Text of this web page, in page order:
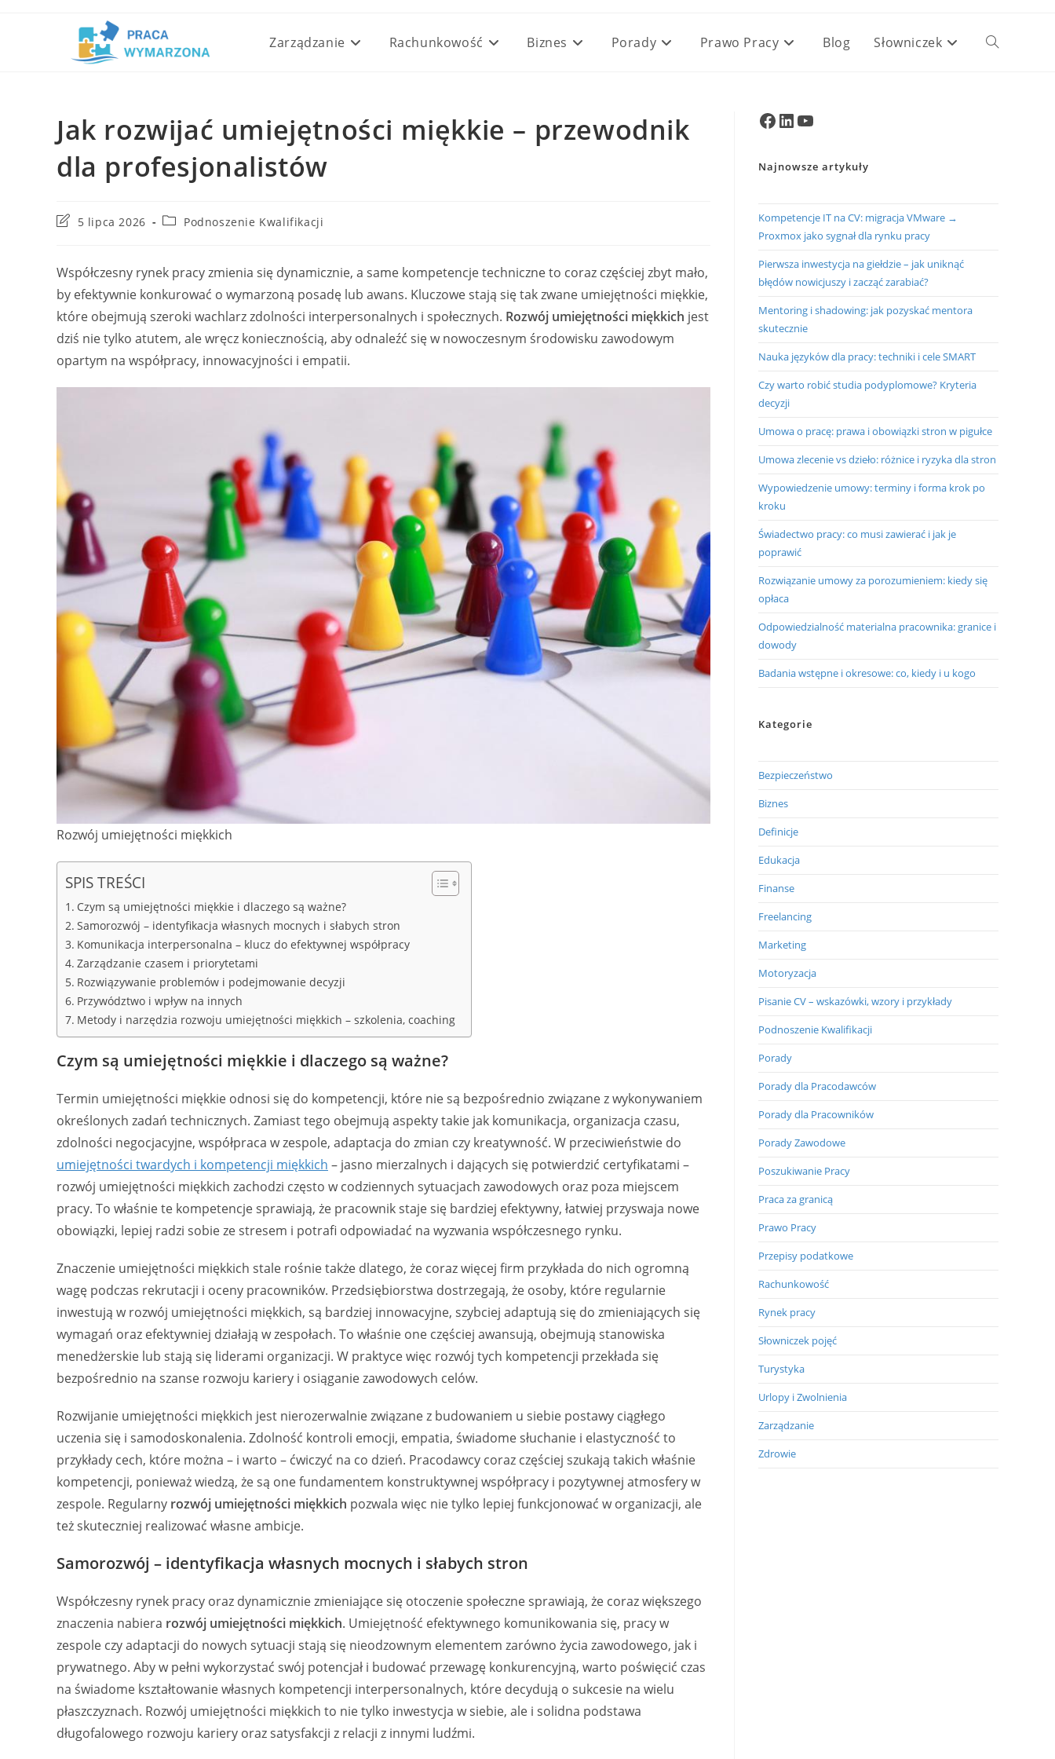
Zarządzanie Rachunkowość Biznes Porady Prawo Pracy Blog Słowniczek Toggle
Jak rozwijać umiejętności miękkie – przewodnik
dla profesjonalistów
Post5 lipca 2026
PostPodnoszenie Kwalifikacji
Współczesny rynek pracy zmienia się dynamicznie, a same kompetencje techniczne to coraz częściej zbyt mało,
by efektywnie konkurować o wymarzoną posadę lub awans. Kluczowe stają się tak zwane umiejętności miękkie,
które obejmują szeroki wachlarz zdolności interpersonalnych i społecznych. Rozwój umiejętności miękkich jest
dziś nie tylko atutem, ale wręcz koniecznością, aby odnaleźć się w nowoczesnym środowisku zawodowym
opartym na współpracy, innowacyjności i empatii.
Rozwój umiejętności miękkich
SPIS TREŚCI
Czym są umiejętności miękkie i dlaczego są ważne?
Samorozwój – identyfikacja własnych mocnych i słabych stron
Komunikacja interpersonalna – klucz do efektywnej współpracy
Zarządzanie czasem i priorytetami
Rozwiązywanie problemów i podejmowanie decyzji
Przywództwo i wpływ na innych
Metody i narzędzia rozwoju umiejętności miękkich – szkolenia, coaching
Czym są umiejętności miękkie i dlaczego są ważne?
Termin umiejętności miękkie odnosi się do kompetencji, które nie są bezpośrednio związane z wykonywaniem
określonych zadań technicznych. Zamiast tego obejmują aspekty takie jak komunikacja, organizacja czasu,
zdolności negocjacyjne, współpraca w zespole, adaptacja do zmian czy kreatywność. W przeciwieństwie do
umiejętności twardych i kompetencji miękkich – jasno mierzalnych i dających się potwierdzić certyfikatami –
rozwój umiejętności miękkich zachodzi często w codziennych sytuacjach zawodowych oraz poza miejscem
pracy. To właśnie te kompetencje sprawiają, że pracownik staje się bardziej efektywny, łatwiej przyswaja nowe
obowiązki, lepiej radzi sobie ze stresem i potrafi odpowiadać na wyzwania współczesnego rynku.
Znaczenie umiejętności miękkich stale rośnie także dlatego, że coraz więcej firm przykłada do nich ogromną
wagę podczas rekrutacji i oceny pracowników. Przedsiębiorstwa dostrzegają, że osoby, które regularnie
inwestują w rozwój umiejętności miękkich, są bardziej innowacyjne, szybciej adaptują się do zmieniających się
wymagań oraz efektywniej działają w zespołach. To właśnie one częściej awansują, obejmują stanowiska
menedżerskie lub stają się liderami organizacji. W praktyce więc rozwój tych kompetencji przekłada się
bezpośrednio na szanse rozwoju kariery i osiąganie zawodowych celów.
Rozwijanie umiejętności miękkich jest nierozerwalnie związane z budowaniem u siebie postawy ciągłego
uczenia się i samodoskonalenia. Zdolność kontroli emocji, empatia, świadome słuchanie i elastyczność to
przykłady cech, które można – i warto – ćwiczyć na co dzień. Pracodawcy coraz częściej szukają takich właśnie
kompetencji, ponieważ wiedzą, że są one fundamentem konstruktywnej współpracy i pozytywnej atmosfery w
zespole. Regularny rozwój umiejętności miękkich pozwala więc nie tylko lepiej funkcjonować w organizacji, ale
też skuteczniej realizować własne ambicje.
Samorozwój – identyfikacja własnych mocnych i słabych stron
Współczesny rynek pracy oraz dynamicznie zmieniające się otoczenie społeczne sprawiają, że coraz większego
znaczenia nabiera rozwój umiejętności miękkich. Umiejętność efektywnego komunikowania się, pracy w
zespole czy adaptacji do nowych sytuacji stają się nieodzownym elementem zarówno życia zawodowego, jak i
prywatnego. Aby w pełni wykorzystać swój potencjał i budować przewagę konkurencyjną, warto poświęcić czas
na świadome kształtowanie własnych kompetencji interpersonalnych, które decydują o sukcesie na wielu
płaszczyznach. Rozwój umiejętności miękkich to nie tylko inwestycja w siebie, ale i solidna podstawa
długofalowego rozwoju kariery oraz satysfakcji z relacji z innymi ludźmi.
Facebook
LinkedInYouTube
Najnowsze artykuły
Kompetencje IT na CV: migracja VMware →
Proxmox jako sygnał dla rynku pracy
Pierwsza inwestycja na giełdzie – jak uniknąć
błędów nowicjuszy i zacząć zarabiać?
Mentoring i shadowing: jak pozyskać mentora
skutecznie
Nauka języków dla pracy: techniki i cele SMART
Czy warto robić studia podyplomowe? Kryteria
decyzji
Umowa o pracę: prawa i obowiązki stron w pigułce
Umowa zlecenie vs dzieło: różnice i ryzyka dla stron
Wypowiedzenie umowy: terminy i forma krok po
kroku
Świadectwo pracy: co musi zawierać i jak je
poprawić
Rozwiązanie umowy za porozumieniem: kiedy się
opłaca
Odpowiedzialność materialna pracownika: granice i
dowody
Badania wstępne i okresowe: co, kiedy i u kogo
Kategorie
Bezpieczeństwo
Biznes
Definicje
Edukacja
Finanse
Freelancing
Marketing
Motoryzacja
Pisanie CV – wskazówki, wzory i przykłady
Podnoszenie Kwalifikacji
Porady
Porady dla Pracodawców
Porady dla Pracowników
Porady Zawodowe
Poszukiwanie Pracy
Praca za granicą
Prawo Pracy
Przepisy podatkowe
Rachunkowość
Rynek pracy
Słowniczek pojęć
Turystyka
Urlopy i Zwolnienia
Zarządzanie
Zdrowie